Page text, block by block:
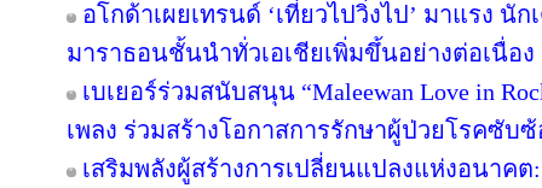
อโกด้าเผยเทรนด์ ‘เที่ยวไปวิ่งไป’ มาแรง นั
มาราธอนชั้นนำทั่วเอเชียเพิ่มขึ้นอย่างต่อเนื่อง
เบเยอร์ร่วมสนับสนุน “Maleewan Love in
เพลง ร่วมสร้างโอกาสการรักษาผู้ป่วยโรคซั
เสริมพลังผู้สร้างการเปลี่ยนแปลงแห่งอนาค